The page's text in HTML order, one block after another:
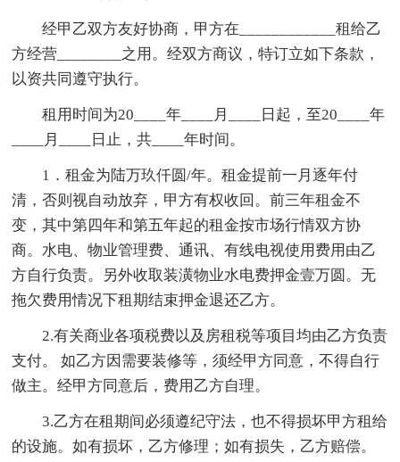
经甲乙双方友好协商，甲方在____________租给乙
方经营________之用。经双方商议，特订立如下条款，
以资共同遵守执行。
租用时间为20____年____月____日起，至20____年
____月____日止，共____年时间。
1．租金为陆万玖仟圆/年。租金提前一月逐年付
清，否则视自动放弃，甲方有权收回。前三年租金不
变，其中第四年和第五年起的租金按市场行情双方协
商。水电、物业管理费、通讯、有线电视使用费用由乙
方自行负责。另外收取装潢物业水电费押金壹万圆。无
拖欠费用情况下租期结束押金退还乙方。
2.有关商业各项税费以及房租税等项目均由乙方负责
支付。 如乙方因需要装修等，须经甲方同意，不得自行
做主。经甲方同意后，费用乙方自理。
3.乙方在租期间必须遵纪守法，也不得损坏甲方租给
的设施。如有损坏，乙方修理；如有损失，乙方赔偿。